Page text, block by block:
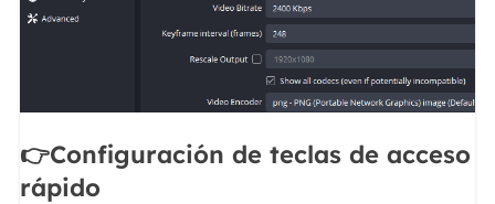
👉Configuración de teclas de acceso
rápido